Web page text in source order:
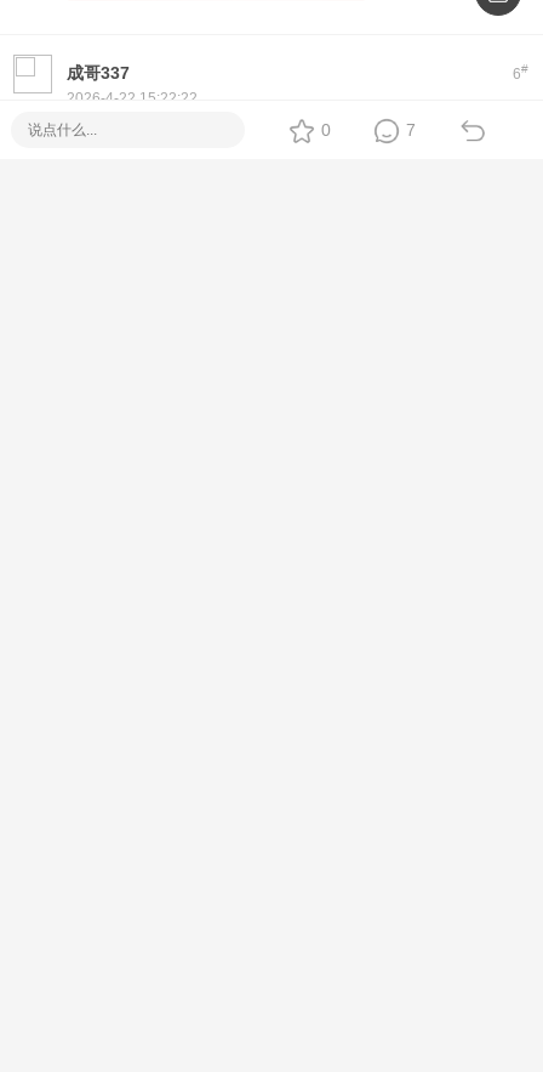
6#
成哥337
2026-4-22 15:22:22
Hi! If you're looking for a reliable Piso WiFisetup, we offer
0 7